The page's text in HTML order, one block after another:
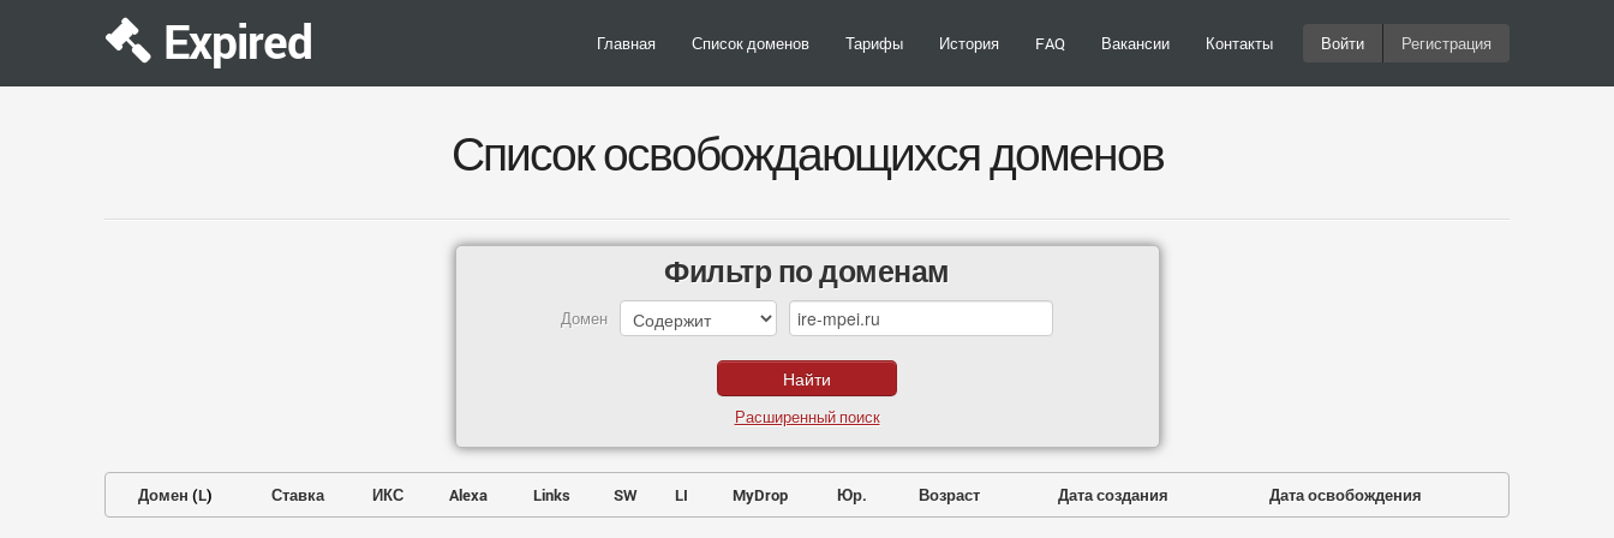
Expired Главная Список доменов Тарифы История FAQ Вакансии Контакты Войти Регистрация
Список освобождающихся доменов
Фильтр по доменам
Домен
Расширенный поиск
Домен (L) Ставка ИКС Alexa Links SW LI MyDrop Юр. Возраст Дата создания Дата освобождения